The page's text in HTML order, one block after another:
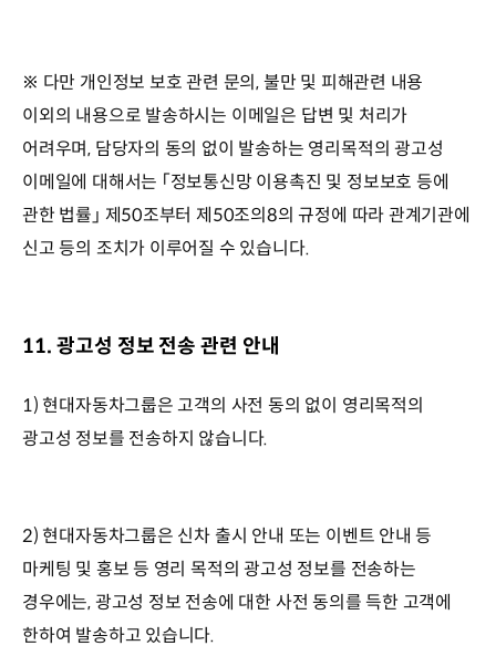
※ 다만 개인정보 보호 관련 문의, 불만 및 피해관련 내용
이외의 내용으로 발송하시는 이메일은 답변 및 처리가
어려우며, 담당자의 동의 없이 발송하는 영리목적의 광고성
이메일에 대해서는 「정보통신망 이용촉진 및 정보보호 등에
관한 법률」 제50조부터 제50조의8의 규정에 따라 관계기관에
신고 등의 조치가 이루어질 수 있습니다.
11. 광고성 정보 전송 관련 안내
1) 현대자동차그룹은 고객의 사전 동의 없이 영리목적의
광고성 정보를 전송하지 않습니다.
2) 현대자동차그룹은 신차 출시 안내 또는 이벤트 안내 등
마케팅 및 홍보 등 영리 목적의 광고성 정보를 전송하는
경우에는, 광고성 정보 전송에 대한 사전 동의를 득한 고객에
한하여 발송하고 있습니다.